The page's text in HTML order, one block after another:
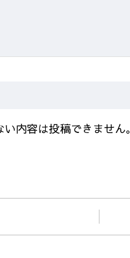
内容は投稿できません。